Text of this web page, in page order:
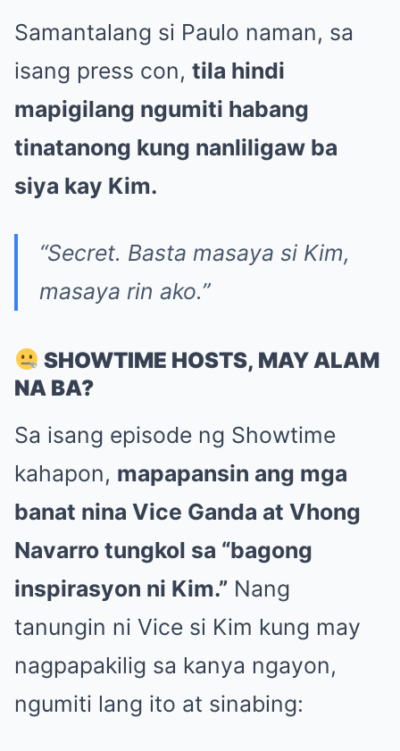
Samantalang si Paulo naman, sa
isang press con, tila hindi
mapigilang ngumiti habang
tinatanong kung nanliligaw ba
siya kay Kim.
“Secret. Basta masaya si Kim,
masaya rin ako.”
SHOWTIME HOSTS, MAY ALAM
NA BA?
Sa isang episode ng Showtime
kahapon, mapapansin ang mga
banat nina Vice Ganda at Vhong
Navarro tungkol sa “bagong
inspirasyon ni Kim.” Nang
tanungin ni Vice si Kim kung may
nagpapakilig sa kanya ngayon,
ngumiti lang ito at sinabing: